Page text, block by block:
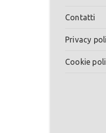
Contatti
Privacy
Cookie